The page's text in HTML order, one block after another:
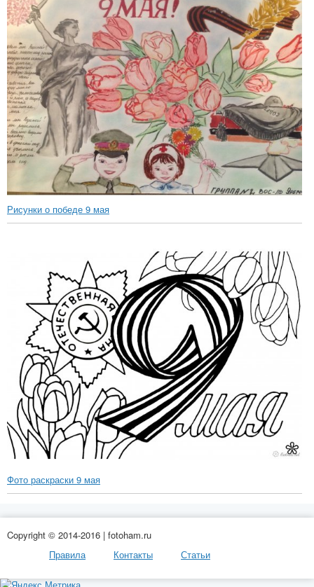
Рисунки о победе 9 мая
Фото раскраски 9 мая
Copyright © 2014-2016 | fotoham.ru
Правила
Контакты Статьи